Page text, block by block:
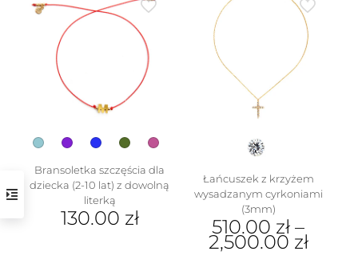
Opcje
można
produktu
wariantów.
wybrać
na
stronie
produktu
Bransoletka szczęścia dla
dziecka (2-10 lat) z dowolną
literką
130.00 zł
Łańcuszek z krzyżem
wysadzanym cyrkoniami
(3mm)
510.00 zł –
2,500.00 zł